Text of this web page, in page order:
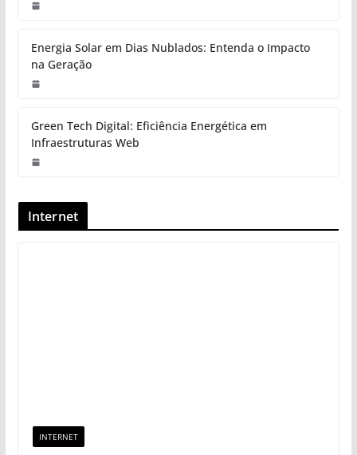
Energia Solar em Dias Nublados: Entenda o Impacto
na Geração
Green Tech Digital: Eficiência Energética em
Infraestruturas Web
Internet
INTERNET